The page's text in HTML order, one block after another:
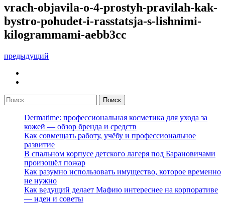
vrach-objavila-o-4-prostyh-pravilah-kak-
bystro-pohudet-i-rasstatsja-s-lishnimi-
kilogrammami-aebb3cc
предыдущий
Dermatime: профессиональная косметика для ухода за
кожей — обзор бренда и средств
Как совмещать работу, учёбу и профессиональное
развитие
В спальном корпусе детского лагеря под Барановичами
произошёл пожар
Как разумно использовать имущество, которое временно
не нужно
Как ведущий делает Мафию интереснее на корпоративе
— идеи и советы